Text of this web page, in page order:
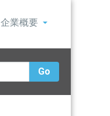
企業概要
Go